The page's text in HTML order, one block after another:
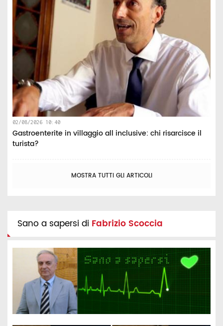
02/08/2026 10:40
Gastroenterite in villaggio all inclusive: chi risarcisce il
turista?
MOSTRA TUTTI GLI ARTICOLI
Sano a sapersi di Fabrizio Scoccia